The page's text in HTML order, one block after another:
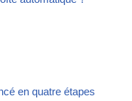
en quatre étapes